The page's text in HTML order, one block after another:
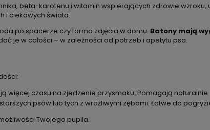
beta-karotenu i witamin wspierających zdrowie
i ciekawych świata.
po spacerze czy forma zajęcia w domu. Batony mają
je w całości – w zależności od potrzeb i apetytu psa.
więcej czasu na zjedzenie przysmaku. Pomagają
psów lub tych z wrażliwymi zębami. Łatwe do
Twojego pupila.